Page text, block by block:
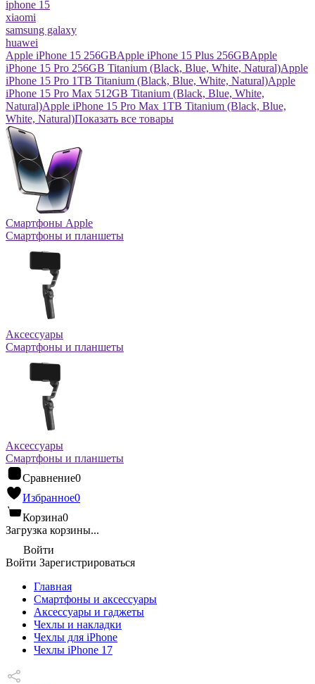
iphone 15
xiaomi
samsung galaxy
huawei
Apple iPhone 15 256GBApple iPhone 15 Plus 256GBApple
iPhone 15 Pro 256GB Titanium (Black, Blue, White, Natural)Apple
iPhone 15 Pro 1TB Titanium (Black, Blue, White, Natural)Apple
iPhone 15 Pro Max 512GB Titanium (Black, Blue, White,
Natural)Apple iPhone 15 Pro Max 1TB Titanium (Black, Blue,
White, Natural)Показать все товары
Смартфоны Apple
Смартфоны и планшеты
Аксессуары
Смартфоны и планшеты
Аксессуары
Смартфоны и планшеты
Сравнение0
Избранное0
Корзина0
Загрузка корзины...
Войти
Войти Зарегистрироваться
Главная
Смартфоны и аксессуары
Аксессуары и гаджеты
Чехлы и накладки
Чехлы для iPhone
Чехлы iPhone 17